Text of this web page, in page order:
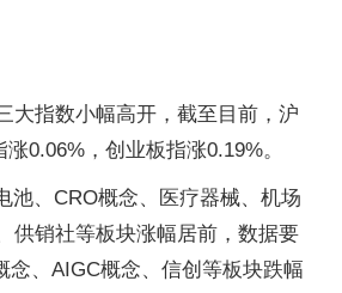
大指数小幅高开，截至目前，沪
0.06%，创业板指涨0.19%。
池、CRO概念、医疗器械、机场
供销社等板块涨幅居前，数据要
念、AIGC概念、信创等板块跌幅